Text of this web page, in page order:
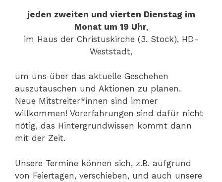
jeden zweiten und vierten Dienstag im
Monat um 19 Uhr,
im Haus der Christuskirche (3. Stock), HD-
Weststadt,
um uns über das aktuelle Geschehen
auszutauschen und Aktionen zu planen.
Neue Mitstreiter*innen sind immer
willkommen! Vorerfahrungen sind dafür nicht
nötig, das Hintergrundwissen kommt dann
mit der Zeit.
Unsere Termine können sich, z.B. aufgrund
von Feiertagen, verschieben, und auch unsere